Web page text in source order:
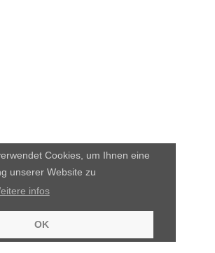
Cookies, um Ihnen eine
unserer Website zu
infos
OK